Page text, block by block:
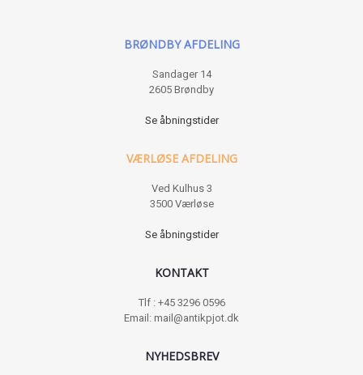
BRØNDBY AFDELING
Sandager 14
2605 Brøndby
Se åbningstider
VÆRLØSE AFDELING
Ved Kulhus 3
3500 Værløse
Se åbningstider
KONTAKT
Tlf : +45 3296 0596
Email: mail@antikpjot.dk
NYHEDSBREV